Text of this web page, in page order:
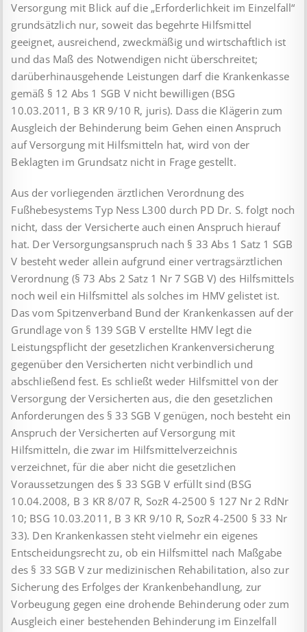
Versorgung mit Blick auf die „Erforderlichkeit im Einzelfall“
grundsätzlich nur, soweit das begehrte Hilfsmittel
geeignet, ausreichend, zweckmäßig und wirtschaftlich ist
und das Maß des Notwendigen nicht überschreitet;
darüberhinausgehende Leistungen darf die Krankenkasse
gemäß § 12 Abs 1 SGB V nicht bewilligen (BSG
10.03.2011, B 3 KR 9/10 R, juris). Dass die Klägerin zum
Ausgleich der Behinderung beim Gehen einen Anspruch
auf Versorgung mit Hilfsmitteln hat, wird von der
Beklagten im Grundsatz nicht in Frage gestellt.
Aus der vorliegenden ärztlichen Verordnung des
Fußhebesystems Typ Ness L300 durch PD Dr. S. folgt noch
nicht, dass der Versicherte auch einen Anspruch hierauf
hat. Der Versorgungsanspruch nach § 33 Abs 1 Satz 1 SGB
V besteht weder allein aufgrund einer vertragsärztlichen
Verordnung (§ 73 Abs 2 Satz 1 Nr 7 SGB V) des Hilfsmittels
noch weil ein Hilfsmittel als solches im HMV gelistet ist.
Das vom Spitzenverband Bund der Krankenkassen auf der
Grundlage von § 139 SGB V erstellte HMV legt die
Leistungspflicht der gesetzlichen Krankenversicherung
gegenüber den Versicherten nicht verbindlich und
abschließend fest. Es schließt weder Hilfsmittel von der
Versorgung der Versicherten aus, die den gesetzlichen
Anforderungen des § 33 SGB V genügen, noch besteht ein
Anspruch der Versicherten auf Versorgung mit
Hilfsmitteln, die zwar im Hilfsmittelverzeichnis
verzeichnet, für die aber nicht die gesetzlichen
Voraussetzungen des § 33 SGB V erfüllt sind (BSG
10.04.2008, B 3 KR 8/07 R, SozR 4-2500 § 127 Nr 2 RdNr
10; BSG 10.03.2011, B 3 KR 9/10 R, SozR 4-2500 § 33 Nr
33). Den Krankenkassen steht vielmehr ein eigenes
Entscheidungsrecht zu, ob ein Hilfsmittel nach Maßgabe
des § 33 SGB V zur medizinischen Rehabilitation, also zur
Sicherung des Erfolges der Krankenbehandlung, zur
Vorbeugung gegen eine drohende Behinderung oder zum
Ausgleich einer bestehenden Behinderung im Einzelfall